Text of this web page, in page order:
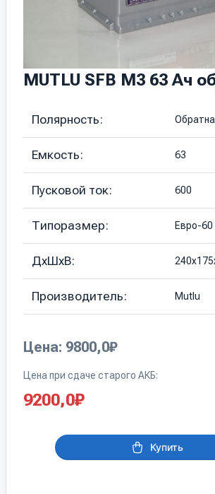
MUTLU SFB M3 63 Ач
Полярность:
Емкость: 63
Пусковой ток: 600
Типоразмер: Евро-60
ДхШхВ:
Производитель: Mutlu
Цена: 9800,0₽
Цена при сдаче старого АКБ:
9200,0₽
Купить